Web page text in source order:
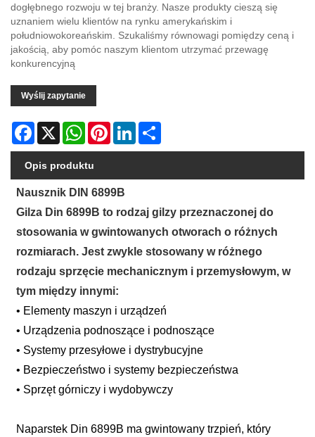
dogłębnego rozwoju w tej branży. Nasze produkty cieszą się
uznaniem wielu klientów na rynku amerykańskim i
południowokoreańskim. Szukaliśmy równowagi pomiędzy ceną i
jakością, aby pomóc naszym klientom utrzymać przewagę
konkurencyjną
Wyślij zapytanie
Facebook
X WhatsAppPinterestLinkedIn
Opis produktu
Nausznik DIN 6899B
Gilza Din 6899B to rodzaj gilzy przeznaczonej do
stosowania w gwintowanych otworach o różnych
rozmiarach. Jest zwykle stosowany w różnego
rodzaju sprzęcie mechanicznym i przemysłowym, w
tym między innymi:
• Elementy maszyn i urządzeń
• Urządzenia podnoszące i podnoszące
• Systemy przesyłowe i dystrybucyjne
• Bezpieczeństwo i systemy bezpieczeństwa
• Sprzęt górniczy i wydobywczy
Naparstek Din 6899B ma gwintowany trzpień, który